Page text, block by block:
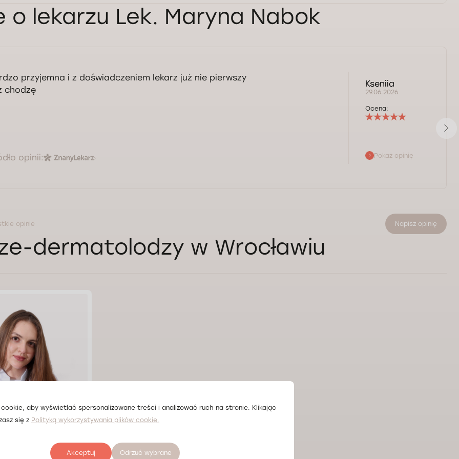
o lekarzu Lek. Maryna Nabok
przyjemna i z doświadczeniem lekarz już nie pierwszy
chodzę
opinii:
Kseniia
29.06.2026
Ocena:
Pokaż opinię
opinie Napisz opinię
dermatolodzy w Wrocławiu
Vynohradova
cookie, aby wyświetlać spersonalizowane treści i analizować ruch na stronie. Klikając
się z Polityką wykorzystywania plików cookie.
Akceptuj Odrzuć wybrane